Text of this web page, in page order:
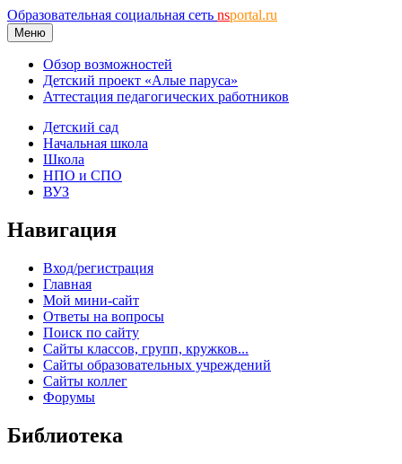
Образовательная социальная сеть nsportal.ru
Меню
Обзор возможностей
Детский проект «Алые паруса»
Аттестация педагогических работников
Детский сад
Начальная школа
Школа
НПО и СПО
ВУЗ
Навигация
Вход/регистрация
Главная
Мой мини-сайт
Ответы на вопросы
Поиск по сайту
Сайты классов, групп, кружков...
Сайты образовательных учреждений
Сайты коллег
Форумы
Библиотека